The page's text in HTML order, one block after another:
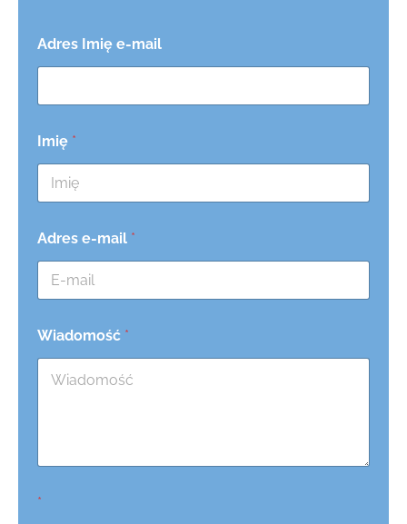
Adres Imię e-mail
Imię *
Adres e-mail *
Wiadomość *
*